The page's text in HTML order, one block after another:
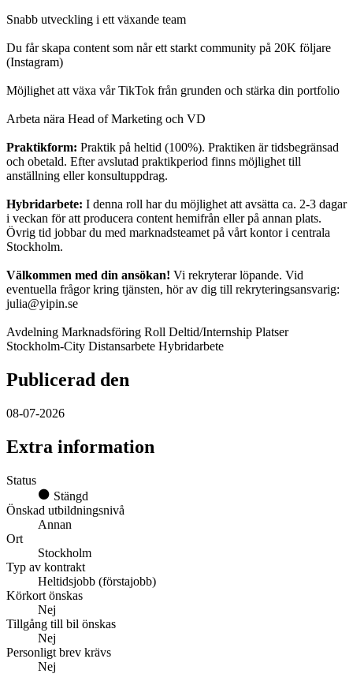
Snabb utveckling i ett växande team
Du får skapa content som når ett starkt community på 20K följare
(Instagram)
Möjlighet att växa vår TikTok från grunden och stärka din portfolio
Arbeta nära Head of Marketing och VD
Praktikform: Praktik på heltid (100%). Praktiken är tidsbegränsad
och obetald. Efter avslutad praktikperiod finns möjlighet till
anställning eller konsultuppdrag.
Hybridarbete: I denna roll har du möjlighet att avsätta ca. 2-3 dagar
i veckan för att producera content hemifrån eller på annan plats.
Övrig tid jobbar du med marknadsteamet på vårt kontor i centrala
Stockholm.
Välkommen med din ansökan! Vi rekryterar löpande. Vid
eventuella frågor kring tjänsten, hör av dig till rekryteringsansvarig:
julia@yipin.se
Avdelning Marknadsföring Roll Deltid/Internship Platser
Stockholm-City Distansarbete Hybridarbete
Publicerad den
08-07-2026
Extra information
Status
Stängd
Önskad utbildningsnivå
Annan
Ort
Stockholm
Typ av kontrakt
Heltidsjobb (förstajobb)
Körkort önskas
Nej
Tillgång till bil önskas
Nej
Personligt brev krävs
Nej